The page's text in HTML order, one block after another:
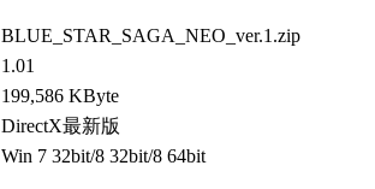
BLUE_STAR_SAGA_NEO_ver.1.zip
1.01
199,586 KByte
DirectX最新版
Win 7 32bit/8 32bit/8 64bit